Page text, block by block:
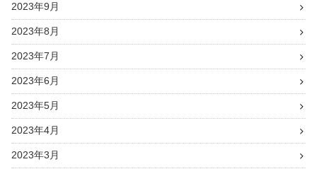
2023年9月
2023年8月
2023年7月
2023年6月
2023年5月
2023年4月
2023年3月